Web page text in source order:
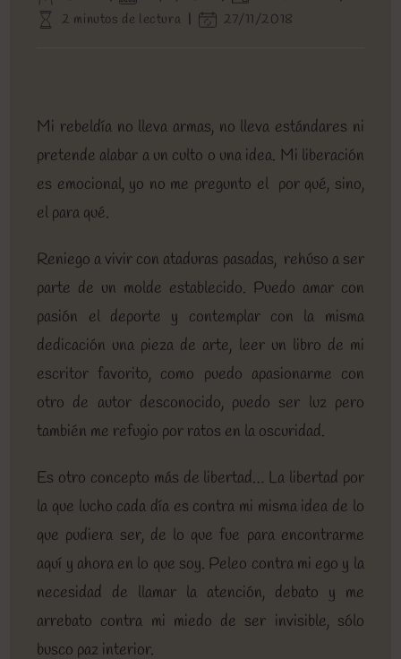
de
la
de
la
de
la
Tiempo2 minutos de lectura
Última27/11/2018
Mi rebeldía no lleva armas, no lleva estándares ni
pretende alabar a un culto o una idea. Mi liberación
es emocional, yo no me pregunto el por qué, sino,
el para qué.
Reniego a vivir con ataduras pasadas, rehúso a ser
parte de un molde establecido. Puedo amar con
pasión el deporte y contemplar con la misma
dedicación una pieza de arte, leer un libro de mi
escritor favorito, como puedo apasionarme con
otro de autor desconocido, puedo ser luz pero
también me refugio por ratos en la oscuridad.
Es otro concepto más de libertad… La libertad por
la que lucho cada día es contra mi misma idea de lo
que pudiera ser, de lo que fue para encontrarme
aquí y ahora en lo que soy. Peleo contra mi ego y la
necesidad de llamar la atención, debato y me
arrebato contra mi miedo de ser invisible, sólo
busco paz interior.